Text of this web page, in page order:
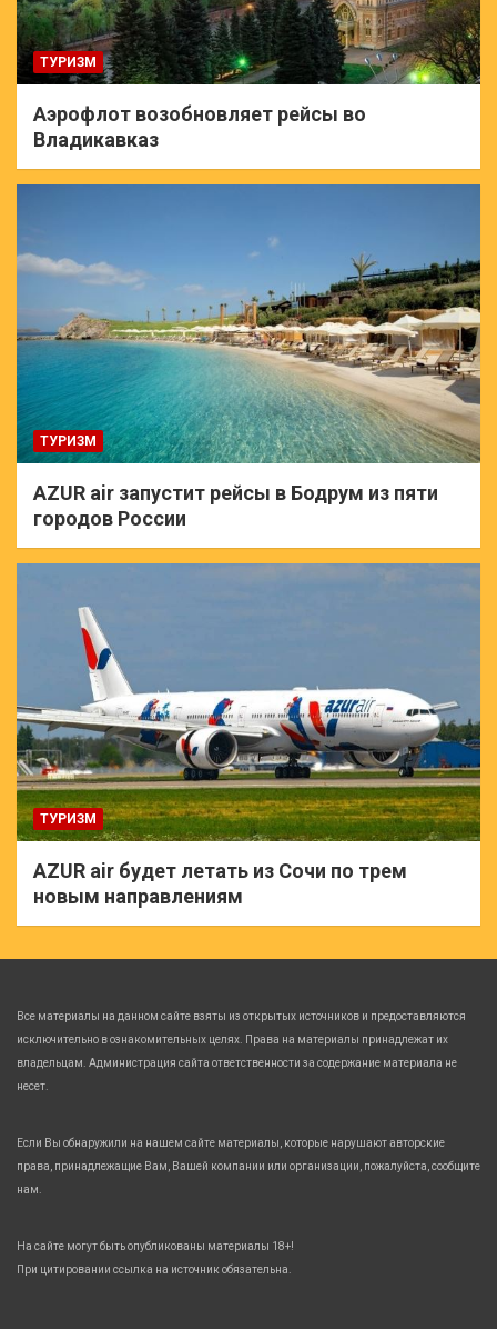
ТУРИЗМ
Аэрофлот возобновляет рейсы во
Владикавказ
ТУРИЗМ
AZUR air запустит рейсы в Бодрум из пяти
городов России
ТУРИЗМ
AZUR air будет летать из Сочи по трем
новым направлениям
Все материалы на данном сайте взяты из открытых источников и предоставляются
исключительно в ознакомительных целях. Права на материалы принадлежат их
владельцам. Администрация сайта ответственности за содержание материала не
несет.
Если Вы обнаружили на нашем сайте материалы, которые нарушают авторские
права, принадлежащие Вам, Вашей компании или организации, пожалуйста, сообщите
нам.
На сайте могут быть опубликованы материалы 18+!
При цитировании ссылка на источник обязательна.